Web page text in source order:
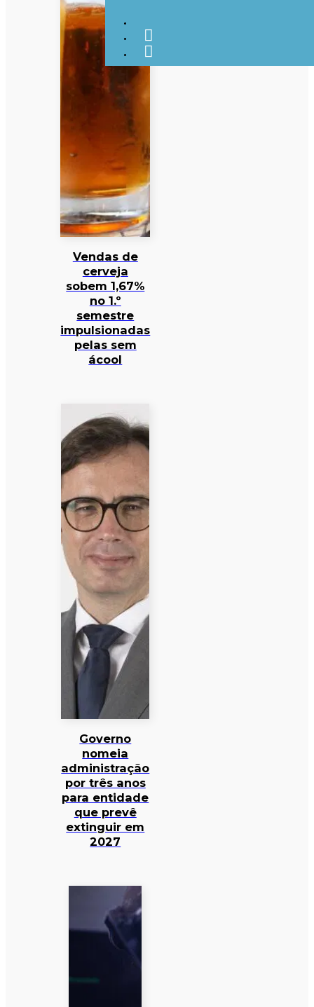
Vendas de
cerveja
sobem 1,67%
no 1.º
semestre
impulsionadas
pelas sem
ácool
Governo
nomeia
administração
por três anos
para entidade
que prevê
extinguir em
2027